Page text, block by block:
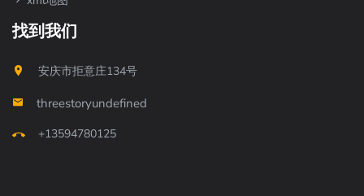
找到我们
安庆市拒意庄134号
threestoryundefined
+13594780125